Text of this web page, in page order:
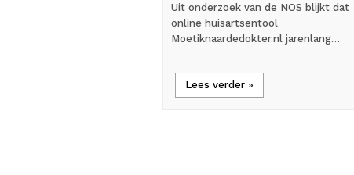
Uit onderzoek van de NOS blijkt dat
online huisartsentool
Moetiknaardedokter.nl jarenlang…
Lees verder »